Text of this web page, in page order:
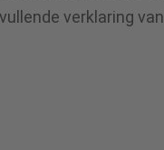
verklaring van